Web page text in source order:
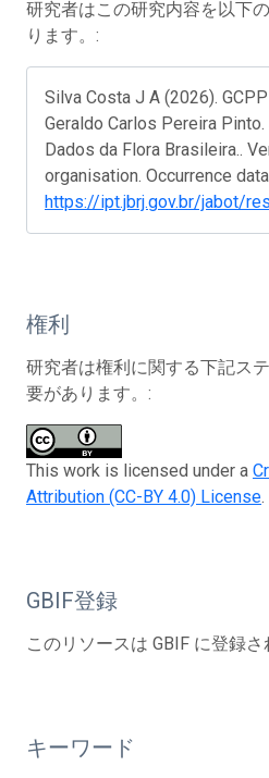
研究者はこの研究内容を以下
ります。:
Silva Costa J A (2026).
Geraldo Carlos Pereira
Dados da Flora Brasileira..
organisation. Occurrence
https://ipt.jbrj.gov.br/jabot/
権利
研究者は権利に関する下記ス
要があります。:
This work is licensed under a
Attribution (CC-BY 4.0) License.
GBIF登録
このリソースは GBIF に登録さ
キーワード